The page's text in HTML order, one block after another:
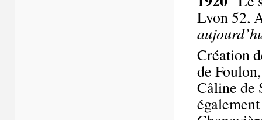
Lyon 52,
Création
de
Câline de